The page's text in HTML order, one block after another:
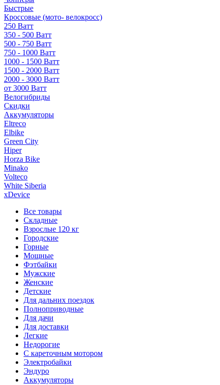
Быстрые
Кроссовые (мото- велокросс)
250 Ватт
350 - 500 Ватт
500 - 750 Ватт
750 - 1000 Ватт
1000 - 1500 Ватт
1500 - 2000 Ватт
2000 - 3000 Ватт
от 3000 Ватт
Велогибриды
Скидки
Аккумуляторы
Eltreco
Elbike
Green City
Hiper
Horza Bike
Minako
Volteco
White Siberia
xDevice
Все товары
Складные
Взрослые 120 кг
Городские
Горные
Мощные
Фэтбайки
Мужские
Женские
Детские
Для дальних поездок
Полноприводные
Для дачи
Для доставки
Легкие
Недорогие
С кареточным мотором
Электробайки
Эндуро
Аккумуляторы